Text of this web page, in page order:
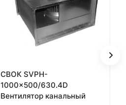
СВОК SVPH-
1000×500/630.4D
Вентилятор канальный